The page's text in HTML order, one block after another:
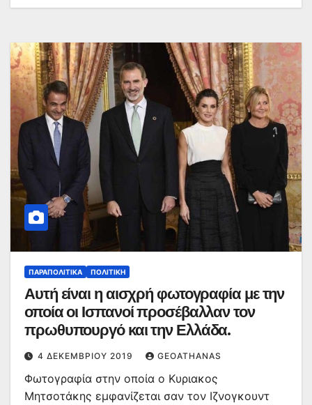
ΠΑΡΑΠΟΛΙΤΙΚΆ ΠΟΛΙΤΙΚΉ
Αυτή είναι η αισχρή φωτογραφία με την
οποία οι Ισπανοί προσέβαλλαν τον
πρωθυπουργό και την Ελλάδα.
4 ΔΕΚΕΜΒΡΊΟΥ 2019 GEOATHANAS
Φωτογραφία στην οποία ο Κυριακος
Μητσοτάκης εμφανίζεται σαν τον Ιζνογκουντ